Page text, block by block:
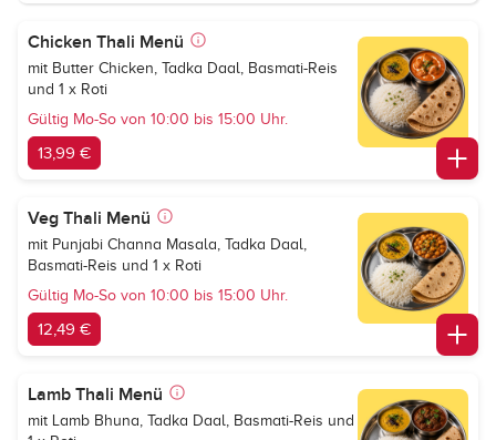
Chicken Thali Menü
mit Butter Chicken, Tadka Daal, Basmati-Reis
und 1 x Roti
Gültig Mo-So von 10:00 bis 15:00 Uhr.
13,99 €
Veg Thali Menü
mit Punjabi Channa Masala, Tadka Daal,
Basmati-Reis und 1 x Roti
Gültig Mo-So von 10:00 bis 15:00 Uhr.
12,49 €
Lamb Thali Menü
mit Lamb Bhuna, Tadka Daal, Basmati-Reis und